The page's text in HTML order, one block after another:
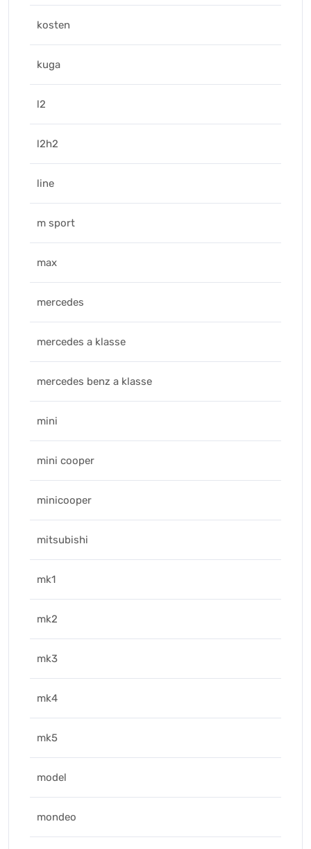
kosten
kuga
l2
l2h2
line
m sport
max
mercedes
mercedes a klasse
mercedes benz a klasse
mini
mini cooper
minicooper
mitsubishi
mk1
mk2
mk3
mk4
mk5
model
mondeo